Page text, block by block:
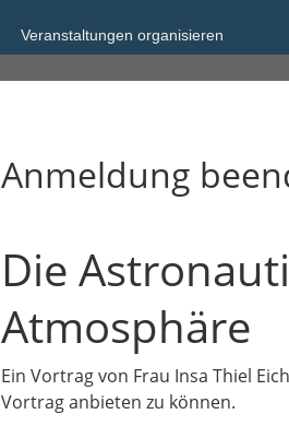
Veranstaltungen organisieren
Arnsberg
Anmeldung
Die
Atmosphäre
Ein Vortrag von Frau Insa Thiel
Vortrag anbieten zu können.